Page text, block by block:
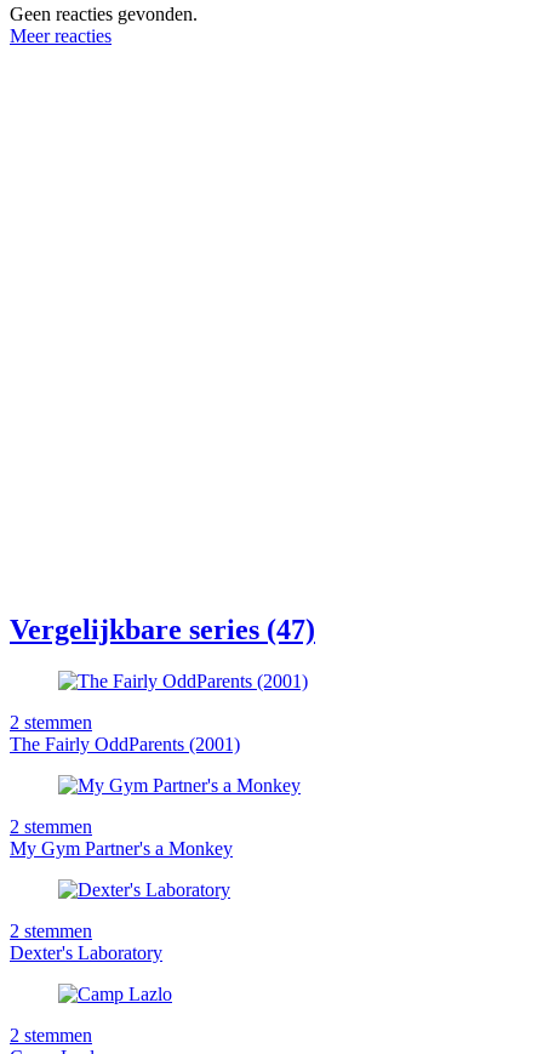
Geen reacties gevonden.
Meer reacties
Vergelijkbare series (47)
2 stemmen
The Fairly OddParents (2001)
2 stemmen
My Gym Partner's a Monkey
2 stemmen
Dexter's Laboratory
2 stemmen